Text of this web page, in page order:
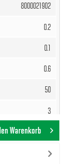
8000021902
0.2
0.1
0.6
50
3
125,00 €
Warenkorb